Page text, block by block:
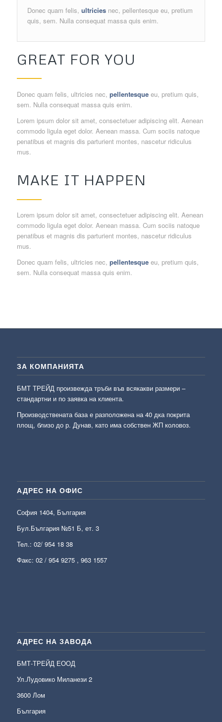
Donec quam felis, ultriciesnec, pellentesque eu, pretium
quis, sem. Nulla consequat massa quis enim.
GREAT FOR YOU
Donec quam felis, ultricies nec, pellentesqueeu, pretium quis,
sem. Nulla consequat massa quis enim.
Lorem ipsum dolor sit amet, consectetuer adipiscing elit. Aenean
commodo ligula eget dolor. Aenean massa. Cum sociis natoque
penatibus et magnis dis parturient montes, nascetur ridiculus
mus.
MAKE IT HAPPEN
Lorem ipsum dolor sit amet, consectetuer adipiscing elit. Aenean
commodo ligula eget dolor. Aenean massa. Cum sociis natoque
penatibus et magnis dis parturient montes, nascetur ridiculus
mus.
Donec quam felis, ultricies nec, pellentesqueeu, pretium quis,
sem. Nulla consequat massa quis enim.
ЗА КОМПАНИЯТА
БМТ ТРЕЙД произвежда тръби във всякакви размери –
стандартни и по заявка на клиента.
Производствената база е разположена на 40 дка покрита
площ, близо до р. Дунав, като има собствен ЖП коловоз.
АДРЕС НА ОФИС
София 1404, България
Бул.България №51 Б, ет. 3
Тел.: 02/ 954 18 38
Факс: 02 / 954 9275 , 963 1557
АДРЕС НА ЗАВОДА
БМТ-ТРЕЙД ЕООД
Ул.Лудовико Миланези 2
3600 Лом
България